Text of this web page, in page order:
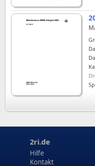
2ri.de
Hilfe
Kontakt